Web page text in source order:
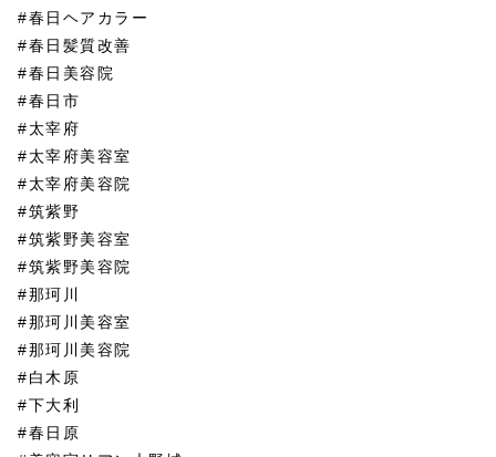
#春日ヘアカラー
#春日髪質改善
#春日美容院
#春日市
#太宰府
#太宰府美容室
#太宰府美容院
#筑紫野
#筑紫野美容室
#筑紫野美容院
#那珂川
#那珂川美容室
#那珂川美容院
#白木原
#下大利
#春日原